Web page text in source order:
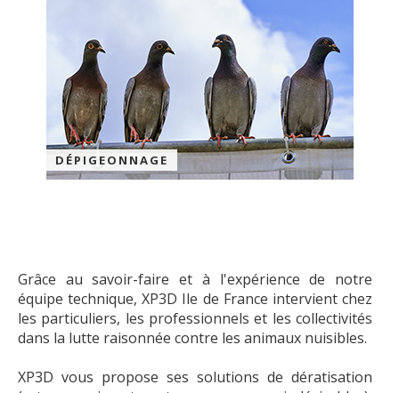
DÉPIGEONNAGE
Grâce au savoir-faire et à l'expérience de notre
équipe technique, XP3D Ile de France intervient chez
les particuliers, les professionnels et les collectivités
dans la lutte raisonnée contre les animaux nuisibles.
XP3D vous propose ses solutions de dératisation